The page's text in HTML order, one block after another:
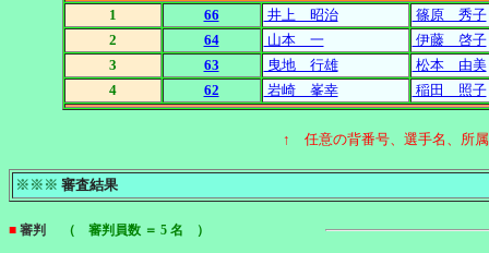
1
66 井上 昭治
篠原 秀子
2
64 山本 一
伊藤 啓子
3
63 曳地 行雄
松本 由美
4
62 岩崎 峯幸 稲田 照子
↑ 任意の背番号、選手名、所
※※※ 審査結果
■ 審判 （ 審判員数 ＝ 5 名 ）